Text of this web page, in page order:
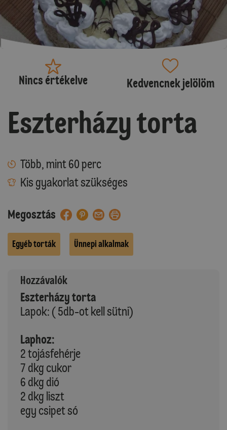
Nincs értékelve Kedvencnek jelölöm
Eszterházy torta
Több, mint 60 perc
Kis gyakorlat szükséges
Megosztás
Egyéb torták Ünnepi alkalmak
Hozzávalók
Eszterházy torta
Lapok: ( 5db-ot kell sütni)
Laphoz:
2 tojásfehérje
7 dkg cukor
6 dkg dió
2 dkg liszt
egy csipet só